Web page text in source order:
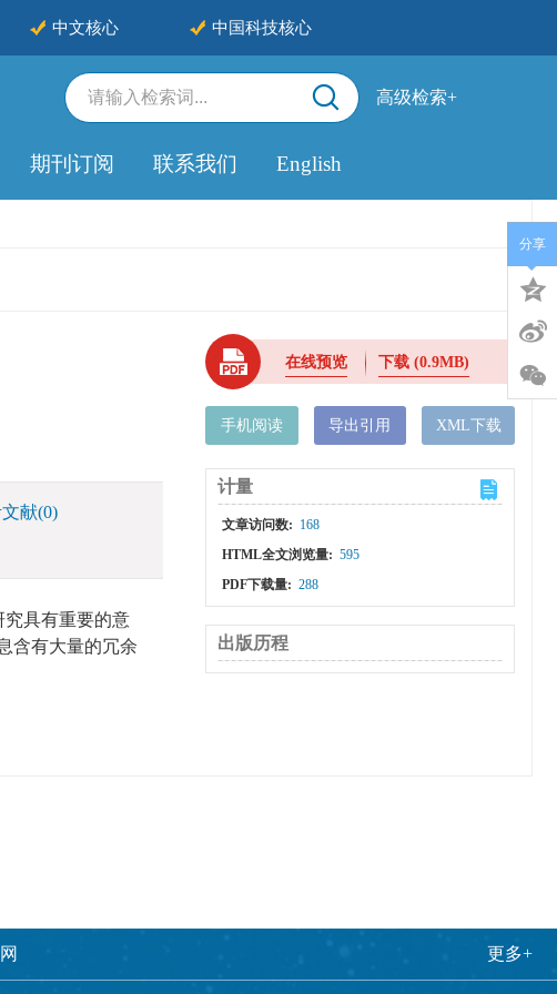
中文核心 中国科技核心
期刊订阅 联系我们 English
高级检索+
献(0)
究具有重要的意
含有大量的冗余
在线预览 下载(0.9MB)
手机阅读 导出引用 XML下载
计量
文章访问数: 168
HTML全文浏览量: 595
PDF下载量: 288
出版历程
分享
更多+